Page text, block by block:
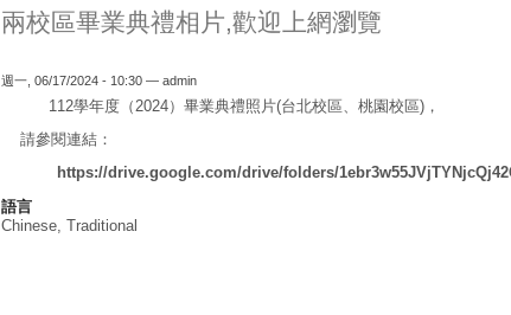
兩校區畢業典禮相片,歡迎上網瀏覽
週一, 06/17/2024 - 10:30 —admin
112學年度（2024）畢業典禮照片(台北校區、桃園校區)，
請參閱連結：
https://drive.google.com/drive/folders/
語言
Chinese, Traditional